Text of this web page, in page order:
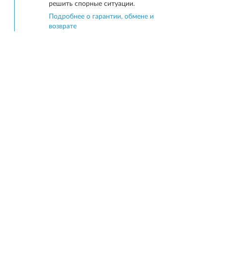
решить спорные ситуации.
Подробнее о гарантии, обмене и
возврате